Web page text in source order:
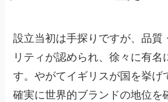
設立当初は手探りですが、品質
リティが認められ、徐々に有名
す。やがてイギリスが国を挙げ
確実に世界的ブランドの地位を